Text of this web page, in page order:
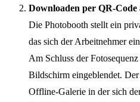
Downloaden per QR-Code
Die Photobooth stellt ein
das sich der Arbeitnehmer
Am Schluss der
Bildschirm eingeblendet.
Offline-Galerie in der sich